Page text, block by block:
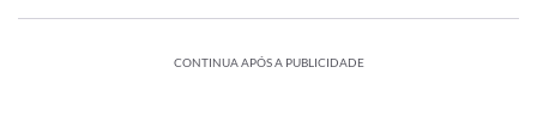
CONTINUA APÓS A PUBLICIDADE